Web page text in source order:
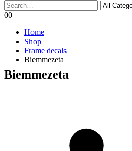
00
Home
Shop
Frame decals
Biemmezeta
Biemmezeta